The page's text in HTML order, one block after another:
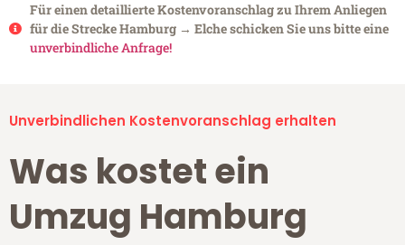
Für einen detaillierte Kostenvoranschlag zu Ihrem Anliegen
für die Strecke Hamburg → Elche schicken Sie uns bitte eine
unverbindliche Anfrage!
Unverbindlichen Kostenvoranschlag erhalten
Was kostet ein
Umzug Hamburg